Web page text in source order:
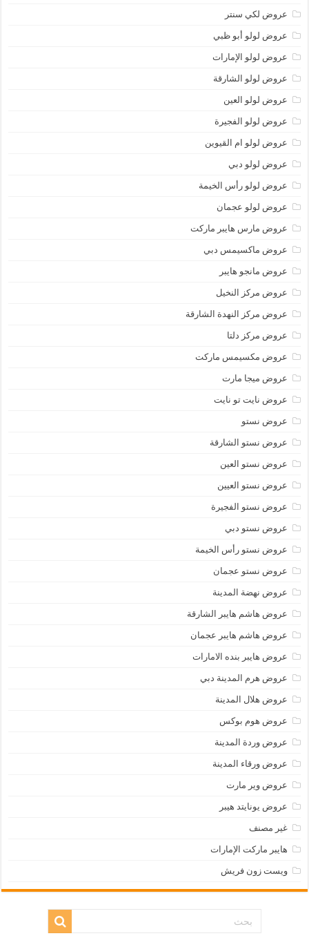
عروض لكي سنتر
عروض لولو أبو ظبي
عروض لولو الإمارات
عروض لولو الشارقة
عروض لولو العين
عروض لولو الفجيرة
عروض لولو ام القيوين
عروض لولو دبي
عروض لولو رأس الخيمة
عروض لولو عجمان
عروض مارس هايبر ماركت
عروض ماكسيمس دبي
عروض مانجو هايبر
عروض مركز النخيل
عروض مركز النهدة الشارقة
عروض مركز دلتا
عروض مكسيمس ماركت
عروض ميجا مارت
عروض نايت تو نايت
عروض نستو
عروض نستو الشارقة
عروض نستو العين
عروض نستو العيين
عروض نستو الفجيرة
عروض نستو دبي
عروض نستو رأس الخيمة
عروض نستو عجمان
عروض نهضة المدينة
عروض هاشم هايبر الشارقة
عروض هاشم هايبر عجمان
عروض هايبر بنده الامارات
عروض هرم المدينة دبي
عروض هلال المدينة
عروض هوم بوكس
عروض وردة المدينة
عروض ورقاء المدينة
عروض وير مارت
عروض يونايتد هيبر
غير مصنف
هايبر ماركت الإمارات
ويست زون فريش